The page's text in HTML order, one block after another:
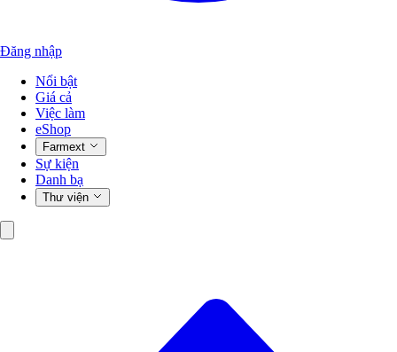
Đăng nhập
Nổi bật
Giá cả
Việc làm
eShop
Farmext
Sự kiện
Danh bạ
Thư viện